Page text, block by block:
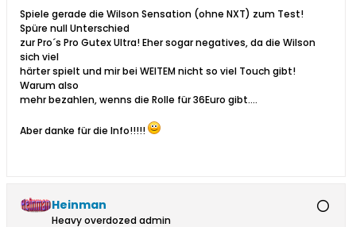
Spiele gerade die Wilson Sensation (ohne NXT) zum Test!
Spüre null Unterschied
zur Pro´s Pro Gutex Ultra! Eher sogar negatives, da die Wilson
sich viel
härter spielt und mir bei WEITEM nicht so viel Touch gibt!
Warum also
mehr bezahlen, wenns die Rolle für 36Euro gibt....
Aber danke für die Info!!!!!
Heinman
Heavy overdozed admin